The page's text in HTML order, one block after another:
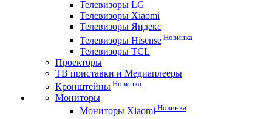
Телевизоры LG
Телевизоры Xiaomi
Телевизоры Яндекс
Телевизоры Hisense Новинка
Телевизоры TCL
Проекторы
ТВ приставки и Медиаплееры
Кронштейны Новинка
Мониторы
Мониторы Xiaomi Новинка